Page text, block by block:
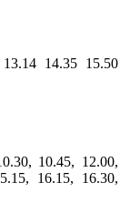
14.35 15.50
10.45, 12.00,
16.15, 16.30,